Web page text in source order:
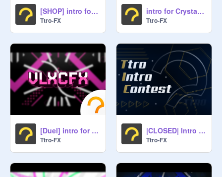
[SHOP] intro for king121213
Ttro-FX
intro for Crystal-25
Ttro-FX
[Duel] intro for _Vlxcer
Ttro-FX
|CLOSED| Intro Contest
Ttro-FX